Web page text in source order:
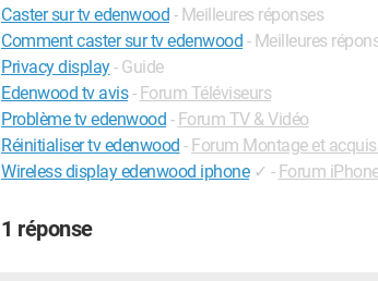
Caster sur tv edenwood - Meilleures réponses
Comment caster sur tv edenwood - Meilleures
Privacy display- Guide
Edenwood tv avis - Forum Téléviseurs
Problème tv edenwood - Forum TV & Vidéo
Réinitialiser tv edenwood - Forum Montage et
Wireless display edenwood iphone ✓ - Forum
1 réponse